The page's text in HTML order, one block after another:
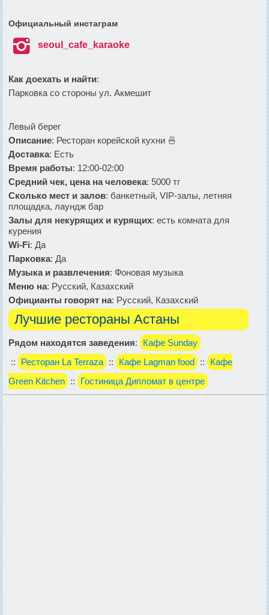
Официальный инстаграм
 seoul_cafe_karaoke
Как доехать и найти:
Парковка со стороны ул. Акмешит
Левый берег
Описание: Ресторан корейской кухни 🍜
Доставка: Есть
Время работы: 12:00-02:00
Средний чек, цена на человека: 5000 тг
Сколько мест и залов: банкетный, VIP-залы, летняя
площадка, лаундж бар
Залы для некурящих и курящих: есть комната для
курения
Wi-Fi: Да
Парковка: Да
Музыка и развлечения: Фоновая музыка
Меню на: Русский, Казахский
Официанты говорят на: Русский, Казахский
Лучшие рестораны Астаны
Рядом находятся заведения:
Кафе Sunday
::
Ресторан La Terraza :: Кафе Lagman food ::
Кафе
Green Kitchen :: Гостиница Дипломат в центре